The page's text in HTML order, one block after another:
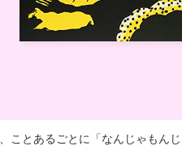
とあるごとに「なんじゃもん